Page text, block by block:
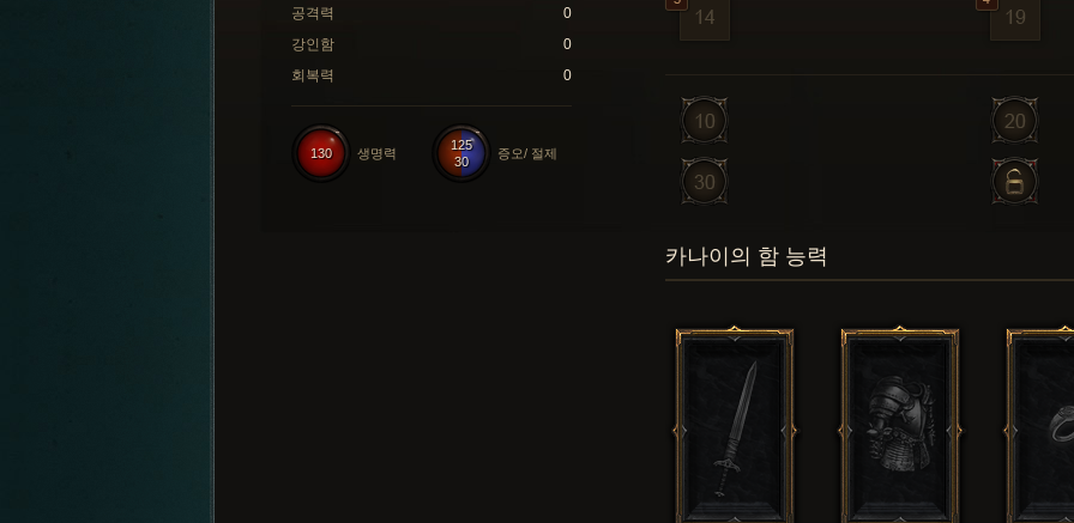
공격력
0
강인함
0
회복력
0
125
30
증오/ 절제
130 생명력
카나이의 함 능력